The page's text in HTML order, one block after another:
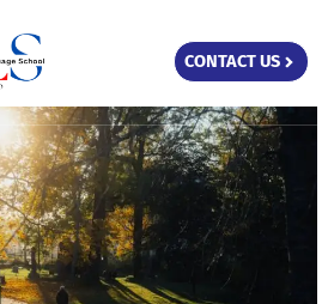
CONTACT US